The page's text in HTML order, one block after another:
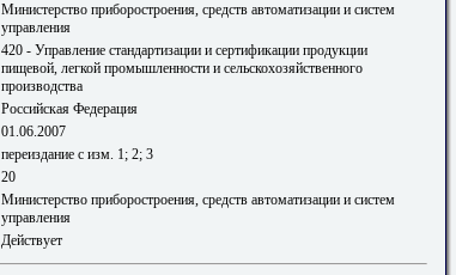
Министерство приборостроения, средств автоматизации и систем
управления
420 - Управление стандартизации и сертификации продукции
пищевой, легкой промышленности и сельскохозяйственного
производства
Российская Федерация
01.06.2007
переиздание с изм. 1; 2; 3
20
Министерство приборостроения, средств автоматизации и систем
управления
Действует